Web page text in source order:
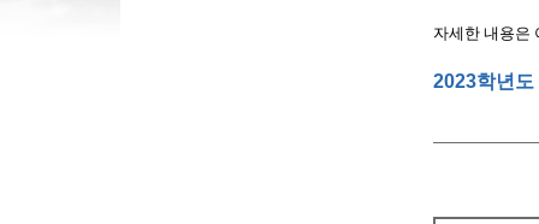
자세한 내용은
2023학년도